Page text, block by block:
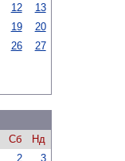
12
13
19
20
26
27
Сб
Нд
2
3